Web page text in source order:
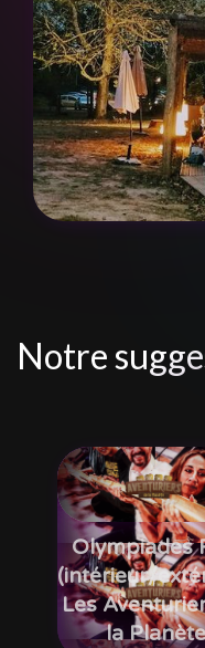
Notre
Olympiades
(intérieur/
Les
la Planète